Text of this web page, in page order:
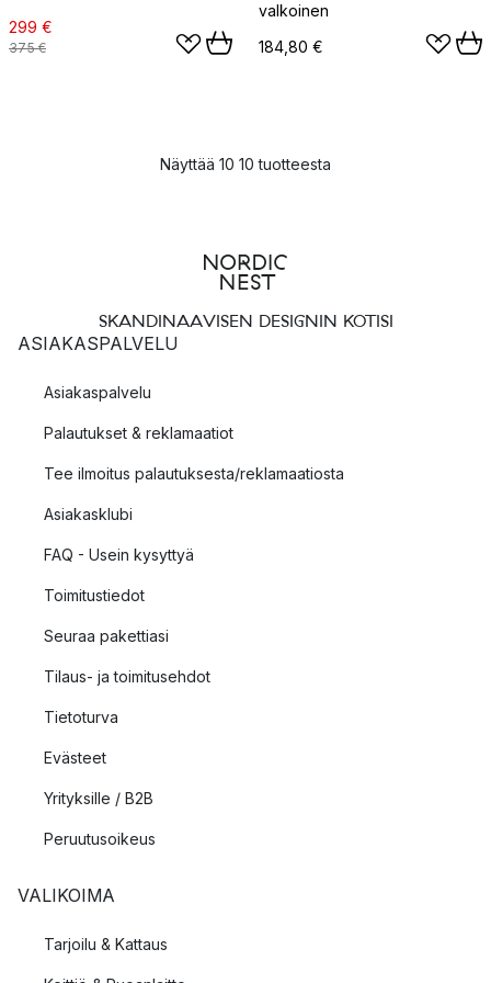
299 €
375 €
valkoinen
184,80 €
Näyttää 10 10 tuotteesta
SKANDINAAVISEN DESIGNIN KOTISI
ASIAKASPALVELU
Asiakaspalvelu
Palautukset & reklamaatiot
Tee ilmoitus palautuksesta/reklamaatiosta
Asiakasklubi
FAQ - Usein kysyttyä
Toimitustiedot
Seuraa pakettiasi
Tilaus- ja toimitusehdot
Tietoturva
Evästeet
Yrityksille / B2B
Peruutusoikeus
VALIKOIMA
Tarjoilu & Kattaus